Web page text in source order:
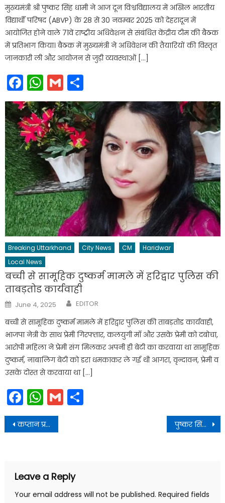
मुख्यमंत्री श्री पुष्कर सिंह धामी ने आज दून विश्वविद्यालय में अखिल भारतीय
विद्यार्थी परिषद (ABVP) के 28 से 30 नवम्बर 2025 को देहरादून में
आयोजित होने वाले 71वें राष्ट्रीय अधिवेशन से संबंधित केंद्रीय टीम की बैठक
में प्रतिभाग किया। बैठक में मुख्यमंत्री ने अधिवेशन की तैयारियों की विस्तृत
जानकारी ली और आयोजन से जुड़ी व्यवस्थाओं […]
Facebook
WhatsApp
Gmail
Breaking Uttarkhand City News CM
Haridwar
Local News
बच्ची से सामूहिक दुष्कर्म मामले में हरिद्वार पुलिस की
ताबड़तोड कार्यवाही
Posted
on
June 4, 2025 Author
EDITOR
बच्ची से सामूहिक दुष्कर्म मामले में हरिद्वार पुलिस की ताबड़तोड कार्यवाही,
भाजपा नेत्री के साथ प्रेमी गिरफ्तार, कलयुगी माँ और उसके प्रेमी को दबोचा,
आरोपी महिला ने प्रेमी संग मिलकर अपनी ही बेटी का करवाया था सामूहिक
दुष्कर्म, नाबालिग बेटी को डरा धमकाकर ले गई थी आगरा, वृन्दावन, प्रेमी व
उसके दोस्त से करवाया था […]
Facebook
WhatsApp
Gmail
Post
navigation
कप्तान प्रमेन्द्र सिंह डोबाल की अगुवाई में एक और सफलता पुष्कर सिंह धामी ने सचिवालय में स्वास्थ्य विभाग की समीक्षा बैठक ली
Leave a Reply
Your email address will not be published. Required fields